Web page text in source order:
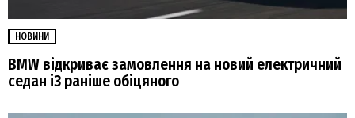
НОВИНИ
BMW відкриває замовлення на новий електричний
седан i3 раніше обіцяного